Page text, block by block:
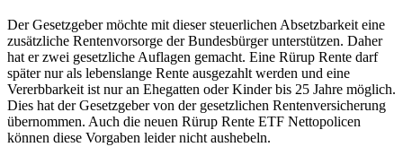
Der Gesetzgeber möchte mit dieser steuerlichen Absetzbarkeit eine
zusätzliche Rentenvorsorge der Bundesbürger unterstützen. Daher
hat er zwei gesetzliche Auflagen gemacht. Eine Rürup Rente darf
später nur als lebenslange Rente ausgezahlt werden und eine
Vererbbarkeit ist nur an Ehegatten oder Kinder bis 25 Jahre möglich.
Dies hat der Gesetzgeber von der gesetzlichen Rentenversicherung
übernommen. Auch die neuen Rürup Rente ETF Nettopolicen
können diese Vorgaben leider nicht aushebeln.